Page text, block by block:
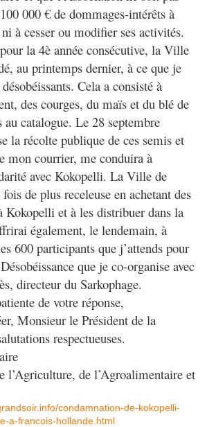
000 € de dommages-intérêts à
à cesser ou modifier ses activités.
la 4è année consécutive, la Ville
au printemps dernier, à ce que je
Cela a consisté à
des courges, du maïs et du blé de
catalogue. Le 28 septembre
la récolte publique de ces semis et
mon courrier, me conduira à
avec Kokopelli. La Ville de
de plus receleuse en achetant des
Kokopelli et à les distribuer dans la
également, le lendemain, à
600 participants que j’attends pour
que je co-organise avec
directeur du Sarkophage.
de votre réponse,
Monsieur le Président de la
respectueuses.
l’Agriculture, de l’Agroalimentaire et
condamnation-de-kokopelli-
a-francois-hollande.html